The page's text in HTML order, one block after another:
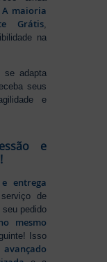
A maioria
Grátis,
na
se adapta
seus
e
e
entrega
de
seu pedido
mesmo
Isso
avançado